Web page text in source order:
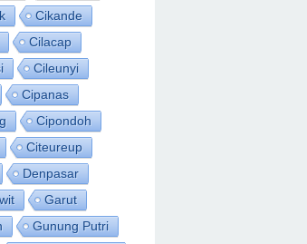
Cikande
Cilacap
Cileunyi
Cipanas
Cipondoh
Citeureup
Denpasar
Garut
Gunung Putri